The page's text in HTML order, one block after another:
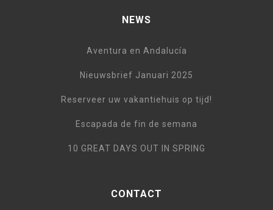
NEWS
Aventura en Andalucía
Nieuwsbrief Januari 2025
Reserveer uw vakantiehuis op tijd!
Escapada de fin de semana
10 GREAT DAYS OUT IN SPRING
CONTACT